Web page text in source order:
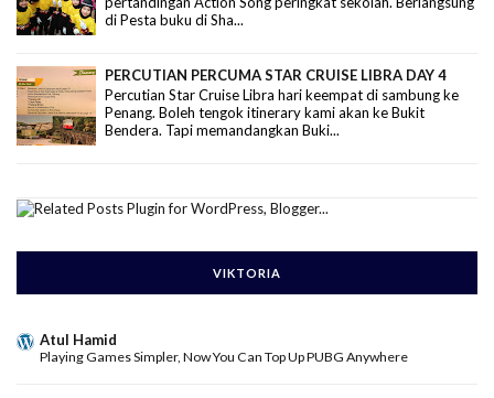
di Pesta buku di Sha...
PERCUTIAN PERCUMA STAR CRUISE LIBRA DAY 4
Percutian Star Cruise Libra hari keempat di sambung ke
Penang. Boleh tengok itinerary kami akan ke Bukit
Bendera. Tapi memandangkan Buki...
VIKTORIA
Atul Hamid
Playing Games Simpler, Now You Can Top Up PUBG Anywhere